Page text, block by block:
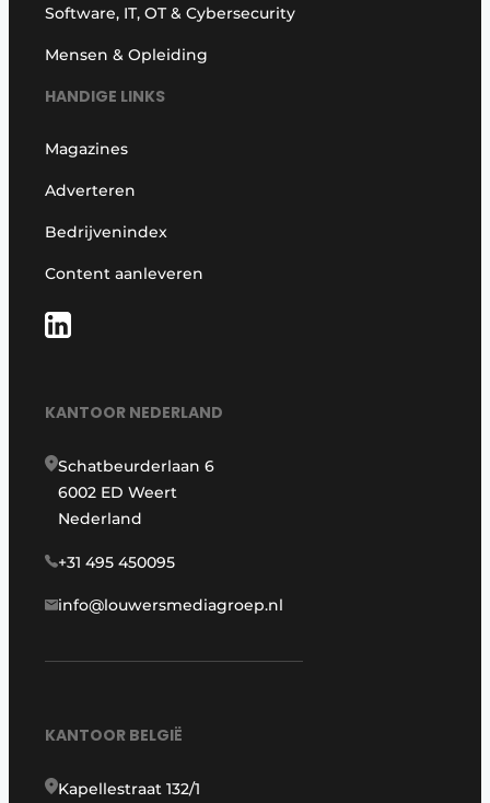
Software, IT, OT & Cybersecurity
Mensen & Opleiding
HANDIGE LINKS
Magazines
Adverteren
Bedrijvenindex
Content aanleveren
KANTOOR NEDERLAND
Schatbeurderlaan 6
6002 ED Weert
Nederland
+31 495 450095
info@louwersmediagroep.nl
KANTOOR BELGIË
Kapellestraat 132/1